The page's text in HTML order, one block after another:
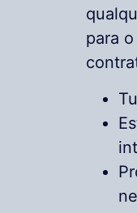
para